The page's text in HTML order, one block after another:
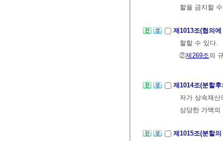
할을 금지할
제1013조(협의
할할 수 있다.
②제269조의
제1014조(분할
자가 상속재
상당한 가액의
제1015조(분할